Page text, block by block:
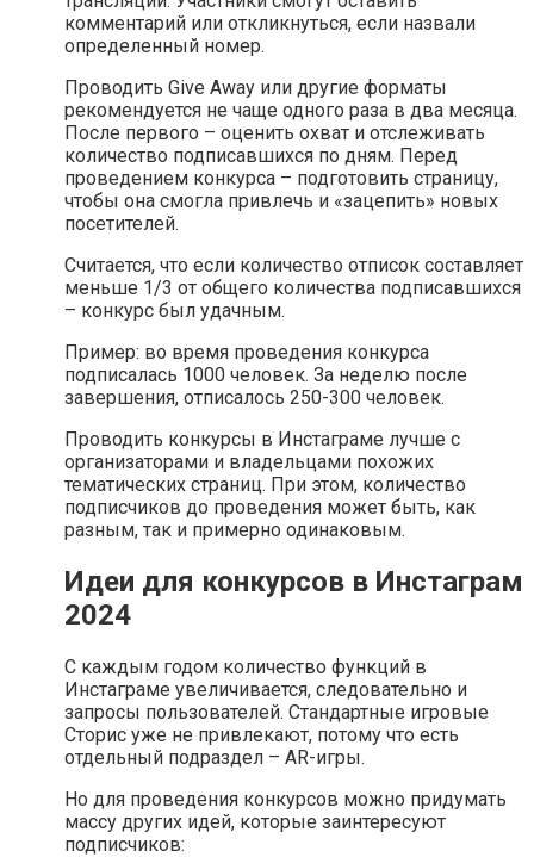
комментарий или откликнуться, если назвали
определенный номер.
Проводить Give Away или другие форматы
рекомендуется не чаще одного раза в два месяца.
После первого – оценить охват и отслеживать
количество подписавшихся по дням. Перед
проведением конкурса – подготовить страницу,
чтобы она смогла привлечь и «зацепить» новых
посетителей.
Считается, что если количество отписок составляет
меньше 1/3 от общего количества подписавшихся
– конкурс был удачным.
Пример: во время проведения конкурса
подписалась 1000 человек. За неделю после
завершения, отписалось 250-300 человек.
Проводить конкурсы в Инстаграме лучше с
организаторами и владельцами похожих
тематических страниц. При этом, количество
подписчиков до проведения может быть, как
разным, так и примерно одинаковым.
Идеи для конкурсов в Инстаграм
2024
С каждым годом количество функций в
Инстаграме увеличивается, следовательно и
запросы пользователей. Стандартные игровые
Сторис уже не привлекают, потому что есть
отдельный подраздел – AR-игры.
Но для проведения конкурсов можно придумать
массу других идей, которые заинтересуют
подписчиков: